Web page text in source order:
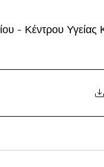
- Κέντρου Υγείας